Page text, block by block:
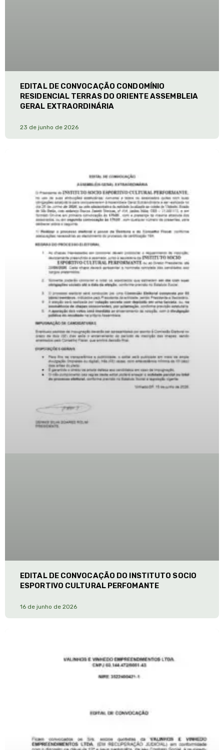
EDITAL DE CONVOCAÇÃO CONDOMÍNIO
RESIDENCIAL TERRAS DO ORIENTE ASSEMBLEIA
GERAL EXTRAORDINÁRIA
23 de junho de 2026
EDITAL DE CONVOCAÇÃO DO INSTITUTO SOCIO
ESPORTIVO CULTURAL PERFOMANTE
16 de junho de 2026